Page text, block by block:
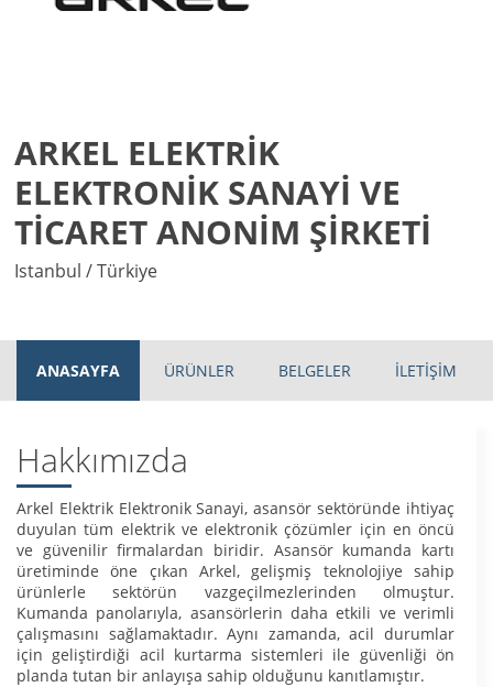
ARKEL ELEKTRİK
ELEKTRONİK SANAYİ VE
TİCARET ANONİM ŞİRKETİ
Istanbul / Türkiye
ANASAYFA ÜRÜNLER BELGELER İLETİŞİM
Hakkımızda
Arkel Elektrik Elektronik Sanayi, asansör sektöründe ihtiyaç
duyulan tüm elektrik ve elektronik çözümler için en öncü
ve güvenilir firmalardan biridir. Asansör kumanda kartı
üretiminde öne çıkan Arkel, gelişmiş teknolojiye sahip
ürünlerle sektörün vazgeçilmezlerinden olmuştur.
Kumanda panolarıyla, asansörlerin daha etkili ve verimli
çalışmasını sağlamaktadır. Aynı zamanda, acil durumlar
için geliştirdiği acil kurtarma sistemleri ile güvenliği ön
planda tutan bir anlayışa sahip olduğunu kanıtlamıştır.